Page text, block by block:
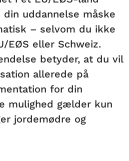
uddannelse måske
– selvom du ikke
EØS eller Schweiz.
betyder, at du vil
allerede på
for din
mulighed gælder kun
jordemødre og